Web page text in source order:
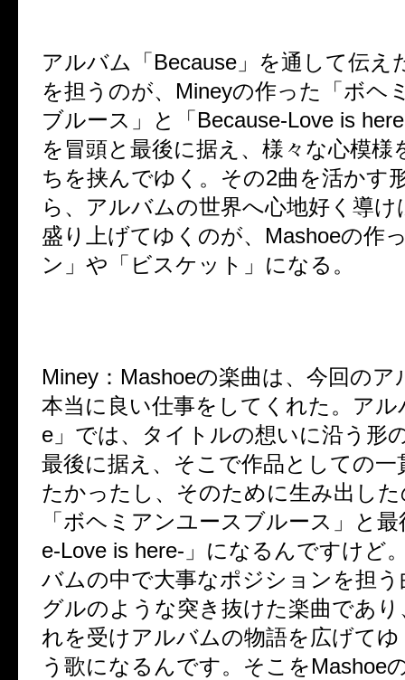
アルバム「Because」を通して伝え
を担うのが、Mineyの作った「ボヘ
ブルース」と「Because-Love is
を冒頭と最後に据え、様々な心模様
ちを挟んでゆく。その2曲を活かす
ら、アルバムの世界へ心地好く導
盛り上げてゆくのが、Mashoeの作
ン」や「ビスケット」になる。
Miney： Mashoeの楽曲は、今回の
本当に良い仕事をしてくれた。アル
e」では、タイトルの想いに沿う形
最後に据え、そこで作品としての一
たかったし、そのために生み出し
「ボヘミアンユースブルース」と
e-Love is here-」になるんですけど
バムの中で大事なポジションを担
グルのような突き抜けた楽曲であり
れを受けアルバムの物語を広げてゆ
う歌になるんです。そこをMashoe